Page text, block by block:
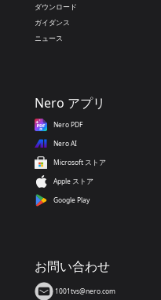
ダウンロード
ガイダンス
ニュース
Nero アプリ
Nero PDF
Nero AI
Microsoft ストア
Apple ストア
Google Play
お問い合わせ
1001tvs@nero.com